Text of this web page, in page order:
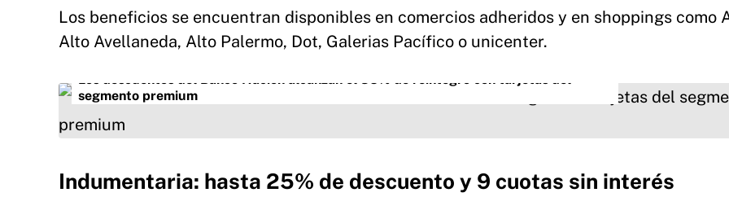
Los beneficios se encuentran disponibles en comercios adheridos y en shoppings como
Alto Avellaneda, Alto Palermo, Dot, Galerias Pacífico o unicenter.
Los descuentos del Banco Nación alcanzan el 35% de reintegro con tarjetas del
segmento premium
Indumentaria: hasta 25% de descuento y 9 cuotas sin interés